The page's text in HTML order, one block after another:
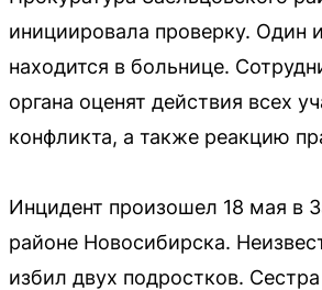
инициировала проверку. Один
находится в больнице.
органа оценят действия всех
конфликта, а также реакцию
Инцидент произошел 18 мая в
районе Новосибирска.
избил двух подростков.